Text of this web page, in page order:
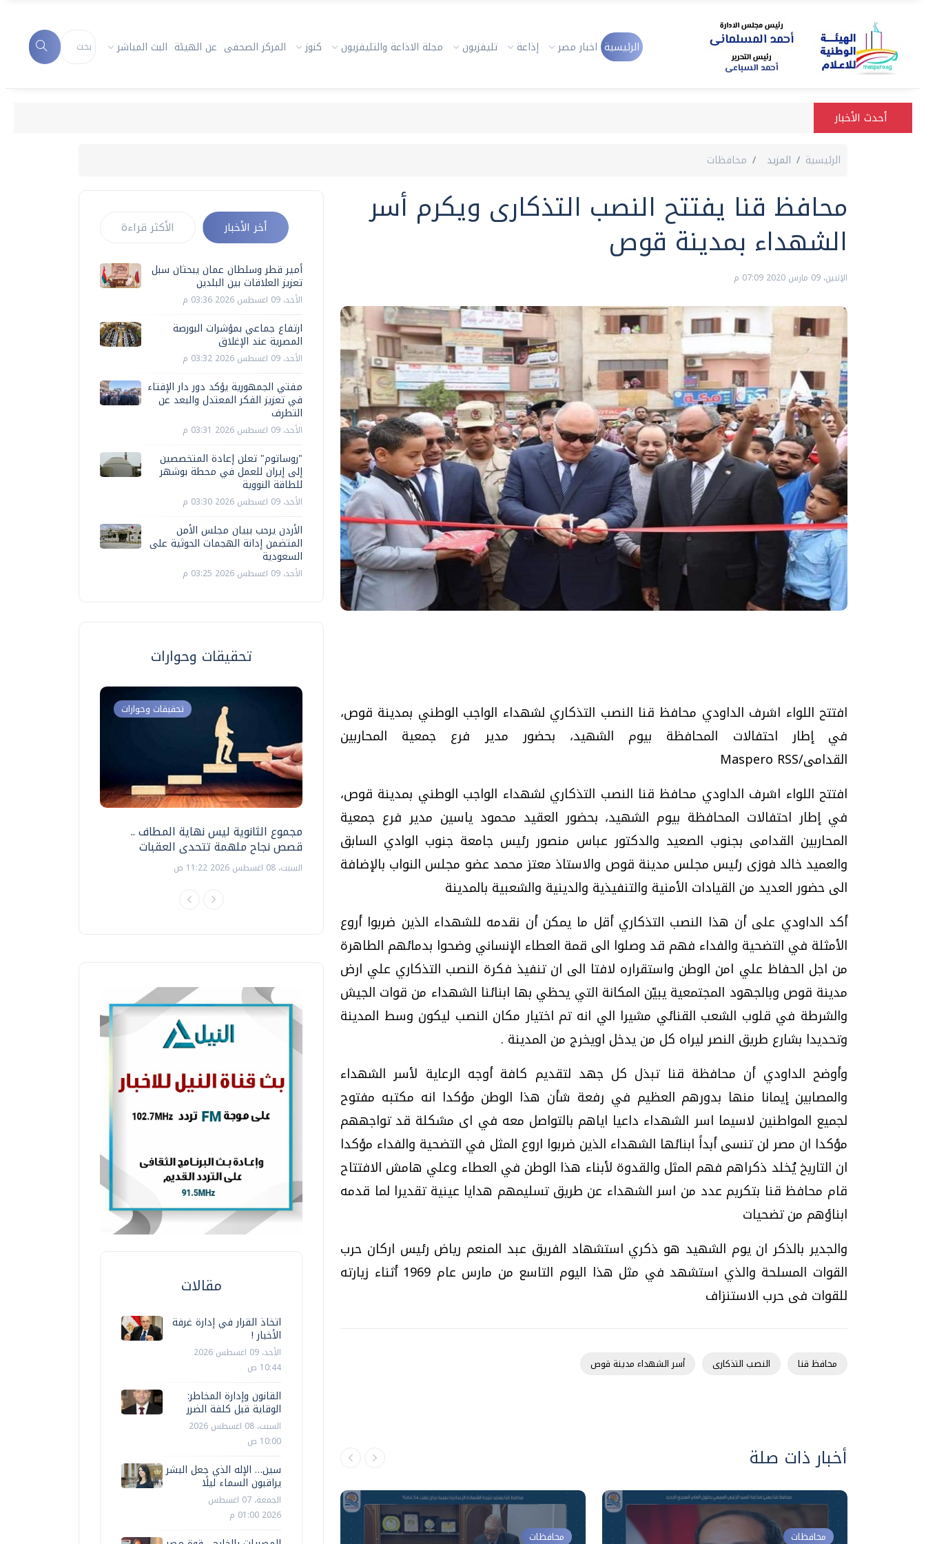
الرئيسية اخبار مصر إذاعة تليفزيون مجلة الاذاعة والتليفزيون كنوز المركز الصحفى عن الهيئة البث المباشر
أحدث الأخبار
الرئيسية المزيد محافظات
محافظ قنا يفتتح النصب التذكارى ويكرم أسر
الشهداء بمدينة قوص
الإثنين، 09 مارس 2020 07:09 م
افتتح اللواء اشرف الداودي محافظ قنا النصب التذكاري لشهداء الواجب الوطني بمدينة قوص،
في إطار احتفالات المحافظة بيوم الشهيد، بحضور مدير فرع جمعية المحاربين
القدامى/Maspero RSS
افتتح اللواء اشرف الداودي محافظ قنا النصب التذكاري لشهداء الواجب الوطني بمدينة قوص،
في إطار احتفالات المحافظة بيوم الشهيد، بحضور العقيد محمود ياسين مدير فرع جمعية
المحاربين القدامى بجنوب الصعيد والدكتور عباس منصور رئيس جامعة جنوب الوادي السابق
والعميد خالد فوزى رئيس مجلس مدينة قوص والاستاذ معتز محمد عضو مجلس النواب بالإضافة
الى حضور العديد من القيادات الأمنية والتنفيذية والدينية والشعبية بالمدينة
أكد الداودي على أن هذا النصب التذكاري أقل ما يمكن أن نقدمه للشهداء الذين ضربوا أروع
الأمثلة في التضحية والفداء فهم قد وصلوا الى قمة العطاء الإنساني وضحوا بدمائهم الطاهرة
من اجل الحفاظ علي امن الوطن واستقراره لافتا الى ان تنفيذ فكرة النصب التذكاري علي ارض
مدينة قوص وبالجهود المجتمعية يبيّن المكانة التي يحظي بها ابنائنا الشهداء من قوات الجيش
والشرطة في قلوب الشعب القنائي مشيرا الي انه تم اختيار مكان النصب ليكون وسط المدينة
وتحديدا بشارع طريق النصر ليراه كل من يدخل اويخرج من المدينة .
وأوضح الداودي أن محافظة قنا تبذل كل جهد لتقديم كافة أوجه الرعاية لأسر الشهداء
والمصابين إيمانا منها بدورهم العظيم في رفعة شأن هذا الوطن مؤكدا انه مكتبه مفتوح
لجميع المواطنين لاسيما اسر الشهداء داعيا اياهم بالتواصل معه في اى مشكلة قد تواجههم
مؤكدا ان مصر لن تنسى أبداً ابنائها الشهداء الذين ضربوا اروع المثل في التضحية والفداء مؤكدا
ان التاريخ يُخلد ذكراهم فهم المثل والقدوة لأبناء هذا الوطن في العطاء وعلي هامش الافتتاح
قام محافظ قنا بتكريم عدد من اسر الشهداء عن طريق تسليمهم هدايا عينية تقديرا لما قدمه
ابناؤهم من تضحيات
والجدير بالذكر ان يوم الشهيد هو ذكري استشهاد الفريق عبد المنعم رياض رئيس اركان حرب
القوات المسلحة والذي استشهد في مثل هذا اليوم التاسع من مارس عام 1969 أثناء زيارته
للقوات فى حرب الاستنزاف
محافظ قنا النصب التذكارى أسر الشهداء مدينة قوص
أخبار ذات صلة
محافظات
محافظات محافظات
أخر الأخبار الأكثر قراءة
أمير قطر وسلطان عمان يبحثان سبل
تعزيز العلاقات بين البلدين
الأحد، 09 اغسطس 2026 03:36 م
ارتفاع جماعي بمؤشرات البورصة
المصرية عند الإغلاق
الأحد، 09 اغسطس 2026 03:32 م
مفتي الجمهورية يؤكد دور دار الإفتاء
في تعزيز الفكر المعتدل والبعد عن
التطرف
الأحد، 09 اغسطس 2026 03:31 م
"روساتوم" تعلن إعادة المتخصصين
إلى إيران للعمل في محطة بوشهر
للطاقة النووية
الأحد، 09 اغسطس 2026 03:30 م
الأردن يرحب ببيان مجلس الأمن
المتضمن إدانة الهجمات الحوثية على
السعودية
الأحد، 09 اغسطس 2026 03:25 م
تحقيقات وحوارات
تحقيقات وحوارات
مجموع الثانوية ليس نهاية المطاف ..
قصص نجاح ملهمة تتحدى العقبات
السبت، 08 اغسطس 2026 11:22 ص
تحقيقات وحوارات
بعد إشعارات "جوجل" .. هل يمكن التنبوء
بالزلازل وكيف نتعامل معها؟
الثلاثاء، 04 اغسطس 2026 04:04 م
تحقيقات وحوارات
دليلك للتنسيق الجامعي .. تساؤلات
وإجابات
السبت، 01 اغسطس 2026 10:25 ص
تحقيقات وحوارات
فيديو.. الإعلام الرقمي.. تقنيات واعدة
وتحديات هائلة
مقالات
اتخاذ القرار في إدارة غرفة
الأخبار !
الأحد، 09 اغسطس 2026
10:44 ص
القانون وإدارة المخاطر:
الوقاية قبل كلفة الضرر
السبت، 08 اغسطس 2026
10:00 ص
سين… الإله الذي جعل البشر
يراقبون السماء ليلًا
الجمعة، 07 اغسطس
2026 01:00 م